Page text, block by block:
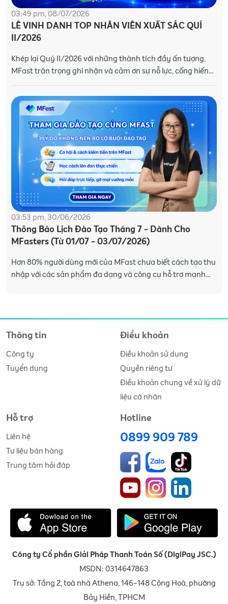
03:49 pm, 08/07/2026
LỄ VINH DANH TOP NHÂN VIÊN XUẤT SẮC QUÍ
II/2026
Khép lại Quý II/2026 với những thành tích đầy ấn tượng,
MFast trân trọng ghi nhận và cảm ơn sự nỗ lực, cống hiến
03:53 pm, 30/06/2026
Thông Báo Lịch Đào Tạo Tháng 7 - Dành Cho
MFasters (Từ 01/07 - 03/07/2026)
Hơn 80% người dùng mới của MFast chưa biết cách tạo thu
nhập với các sản phẩm đa dạng và công cụ hỗ trợ mạnh
Thông tin
Công ty
Tuyển dụng
Điều khoản
Điều khoản sử dụng
Quyền riêng tư
Điều khoản chung về xử lý dữ
liệu cá nhân
Hỗ trợ
Liên hệ
Tư liệu bán hàng
Trung tâm hỏi đáp
Hotline
0899 909 789
Công ty Cổ phần Giải Pháp Thanh Toán Số (DigiPay JSC.)
MSDN: 0314647863
Trụ sở: Tầng 2, toà nhà Athena, 146-148 Cộng Hoà, phường
Bảy Hiền, TPHCM